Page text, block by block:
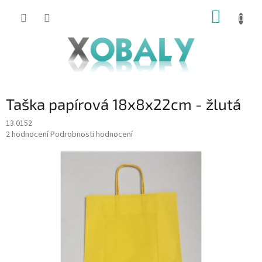
KOŠÍK
Taška papírová 18x8x22cm - žlutá
13.0152
Průměrné
2 hodnoceníPodrobnosti hodnocení